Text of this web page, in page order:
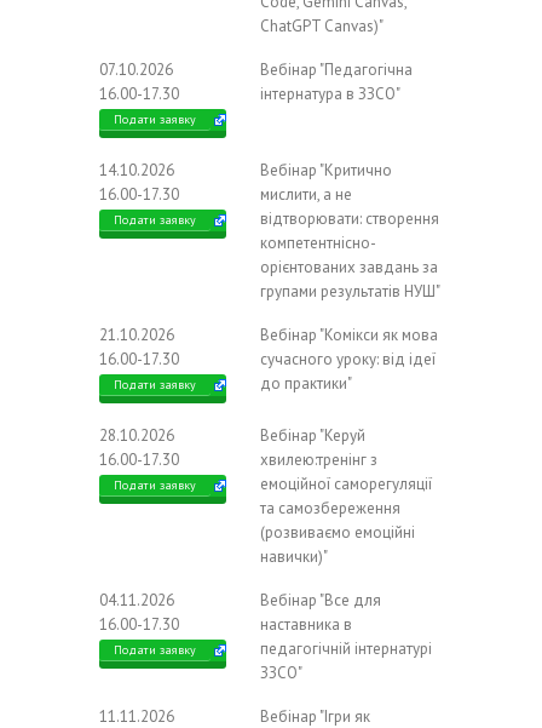
ChatGPT Canvas)"
07.10.2026
16.00-17.30
Подати заявку
Вебінар "Педагогічна
інтернатура в ЗЗСО"
14.10.2026
16.00-17.30
Подати заявку
Вебінар "Критично
мислити, а не
відтворювати: створення
компетентнісно-
орієнтованих завдань за
групами результатів НУШ"
21.10.2026
16.00-17.30
Подати заявку
Вебінар "Комікси як мова
сучасного уроку: від ідеї
до практики"
28.10.2026
16.00-17.30
Подати заявку
Вебінар "Керуй
хвилею:тренінг з
емоційної саморегуляції
та самозбереження
(розвиваємо емоційні
навички)"
04.11.2026
16.00-17.30
Подати заявку
Вебінар "Все для
наставника в
педагогічній інтернатурі
ЗЗСО"
11.11.2026
Вебінар "Ігри як